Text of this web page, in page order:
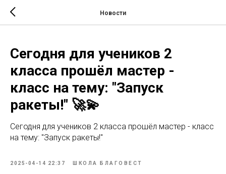
Новости
Сегодня для учеников 2
класса прошёл мастер -
класс на тему: "Запуск
ракеты!" 🚀💫
Сегодня для учеников 2 класса прошёл мастер - класс
на тему: "Запуск ракеты!"
2025-04-14 22:37 ШКОЛА БЛАГОВЕСТ